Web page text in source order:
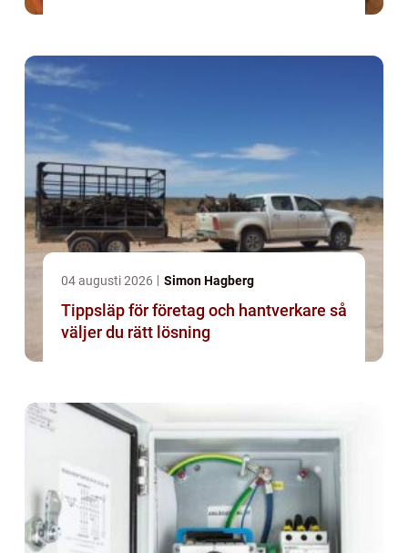
04 augusti 2026 Simon Hagberg
Tippsläp för företag och hantverkare så
väljer du rätt lösning